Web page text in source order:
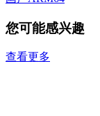
您可能感兴趣
查看更多